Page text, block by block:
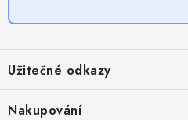
p
a
Užitečné odkazy
Nakupování